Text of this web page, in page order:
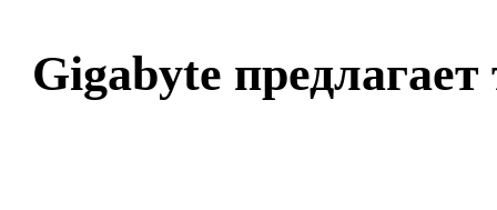
Gigabyte